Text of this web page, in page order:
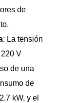
de
: La tensión
V
de una
de
kW, y el